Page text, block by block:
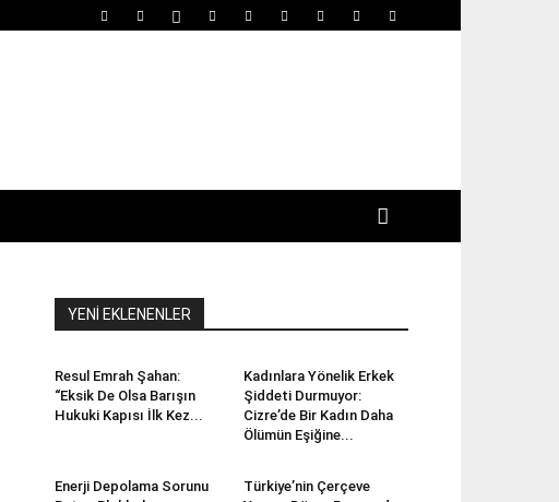
YENİ EKLENENLER
Resul Emrah Şahan:
“Eksik De Olsa Barışın
Hukuki Kapısı İlk Kez...
Kadınlara Yönelik Erkek
Şiddeti Durmuyor:
Cizre’de Bir Kadın Daha
Ölümün Eşiğine...
Enerji Depolama Sorunu
Türkiye’nin Çerçeve